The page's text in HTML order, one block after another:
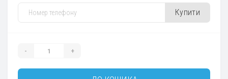
Купити
- +